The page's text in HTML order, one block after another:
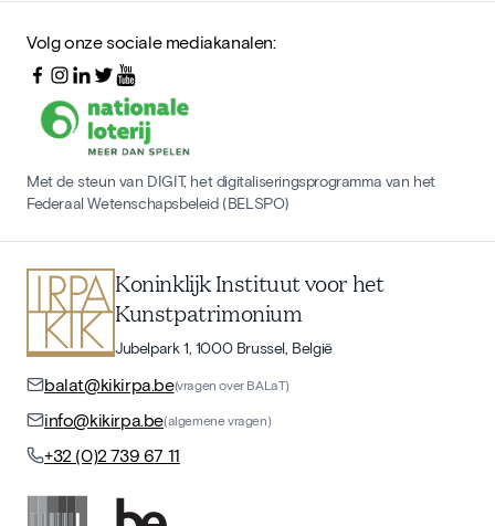
Volg onze sociale mediakanalen:
Met de steun van DIGIT, het digitaliseringsprogramma van het
Federaal Wetenschapsbeleid (BELSPO)
Koninklijk Instituut voor het
Kunstpatrimonium
Jubelpark 1, 1000 Brussel, België
balat@kikirpa.be(vragen over BALaT)
info@kikirpa.be(algemene vragen)
+32 (0)2 739 67 11